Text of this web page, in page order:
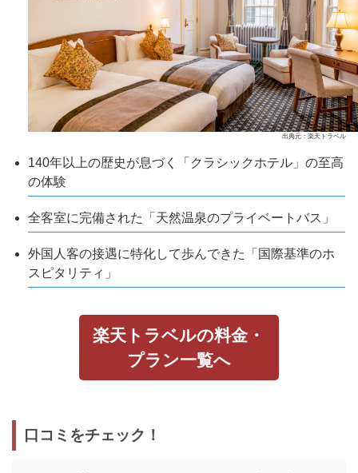
出典元：楽天トラベル
140年以上の歴史が息づく「クラシックホテル」の至高
の体験
全客室に完備された「天然温泉のプライベートバス」
外国人客の接遇に特化して歩んできた「国際基準のホ
スピタリティ」
楽天トラベルの料金・
プラン一覧へ
口コミをチェック！